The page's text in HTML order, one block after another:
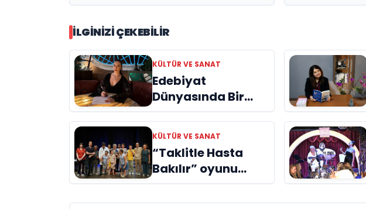
İLGINIZI ÇEKEBILIR
KÜLTÜR VE SANAT
Edebiyat
Dünyasında Bir
Genç Deha
Doğuyor: Dilruba
Engin ve Zift Karası
Evreni ‘AVENOİR’
KÜLTÜR VE SANAT
“Taklitle Hasta
Bakılır” oyunu
engelleri sanatla
aştı